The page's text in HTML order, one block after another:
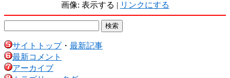
画像: 表示する | リンクにする
サイトトップ・ 最新記事
最新コメント
アーカイブ